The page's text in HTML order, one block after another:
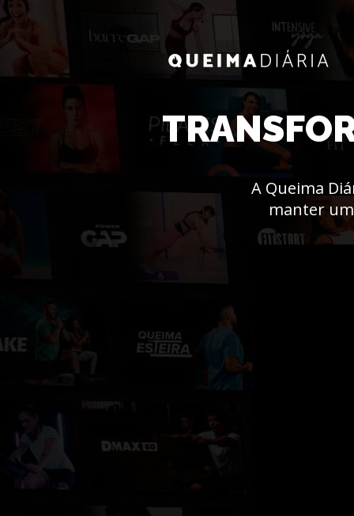
A Queima
manter